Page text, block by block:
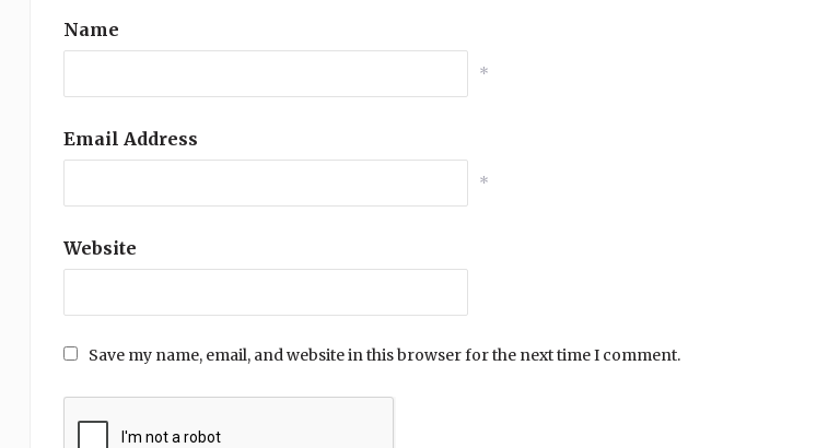
Name
*
Email Address
*
Website
Save my name, email, and website in this browser for the next time I comment.